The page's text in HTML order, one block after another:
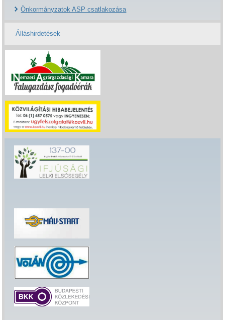
Önkormányzatok ASP csatlakozása
Álláshirdetések